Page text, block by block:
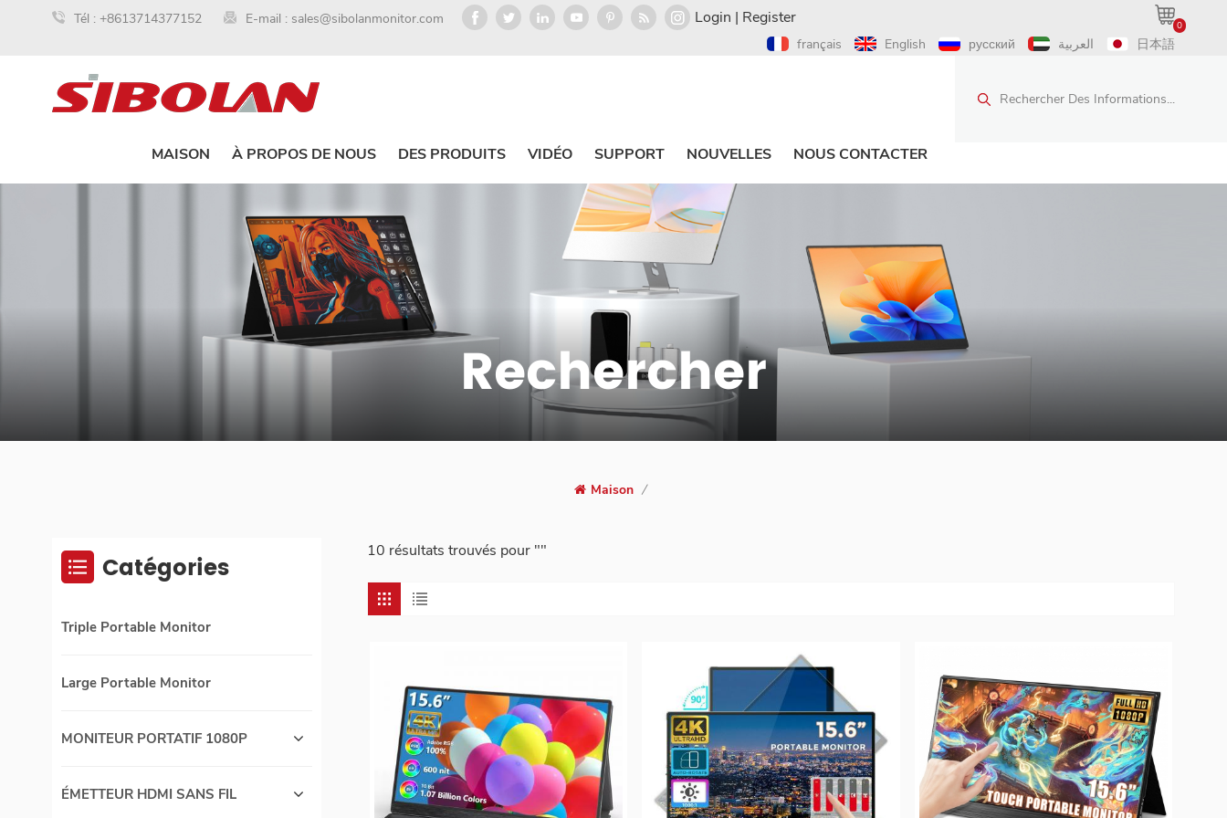
Tél : +8613714377152 E-mail : sales@sibolanmonitor.com 0
Login | Register
français English русский العربية 日本語
Rechercher Des Informations...
MAISON À PROPOS DE NOUS DES PRODUITS VIDÉO SUPPORT NOUVELLES NOUS CONTACTER
Rechercher
Maison /
10 résultats trouvés pour ""
Catégories
Triple Portable Monitor
Large Portable Monitor
MONITEUR PORTATIF 1080P
ÉMETTEUR HDMI SANS FIL